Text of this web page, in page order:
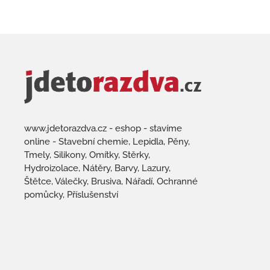
www.jdetorazdva.cz - eshop - stavíme
online - Stavební chemie, Lepidla, Pěny,
Tmely, Silikony, Omítky, Stěrky,
Hydroizolace, Nátěry, Barvy, Lazury,
Štětce, Válečky, Brusiva, Nářadí, Ochranné
pomůcky, Příslušenství